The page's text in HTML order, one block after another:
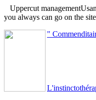
Uppercut management
you always can go on the
"